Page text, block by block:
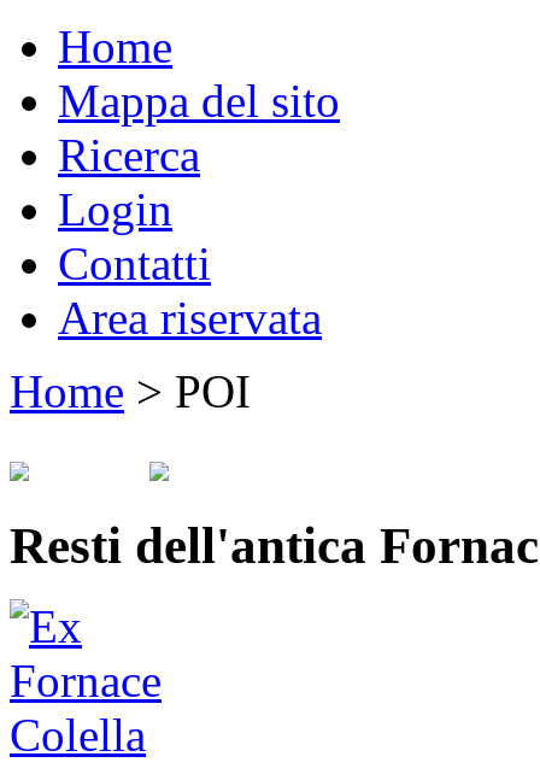
Home
Mappa del sito
Ricerca
Login
Contatti
Area riservata
Home > POI
Resti dell'antica